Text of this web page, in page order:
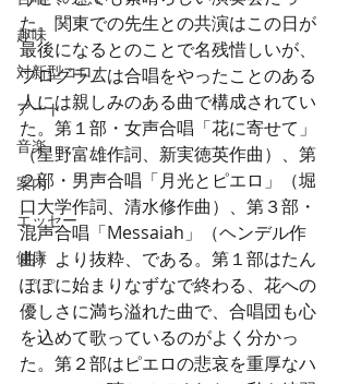
趣味
対新型コロナ
アート
音楽
案内
エッセー
健康
た。関東での先生との共演はこの日が
最後になるとのことで名残惜しいが、
プログラムは合唱をやったことのある
人には親しみのある曲で構成されてい
た。第１部・女声合唱「花に寄せて」
（星野富雄作詞、新実徳英作曲）、第
２部・男声合唱「月光とピエロ」（堀
口大学作詞、清水修作曲）、第３部・
混声合唱「Messaiah」（ヘンデル作
曲）より抜粋、である。第１部はたん
ぽぽに始まりなずなで終わる、花への
優しさに満ち溢れた曲で、合唱団も心
を込めて歌っているのがよく分かっ
た。第２部はピエロの悲哀を重厚なハ